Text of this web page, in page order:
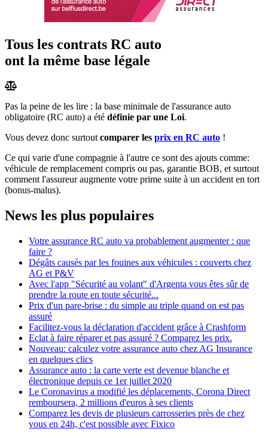
Tous les contrats RC auto
ont la même base légale
Pas la peine de les lire : la base minimale de l'assurance auto
obligatoire (RC auto) a été définie par une Loi.
Vous devez donc surtout comparer les prix en RC auto !
Ce qui varie d'une compagnie à l'autre ce sont des ajouts comme:
véhicule de remplacement compris ou pas, garantie BOB, et surtout
comment l'assureur augmente votre prime suite à un accident en tort
(bonus-malus).
News les plus populaires
Votre assurance RC auto va probablement augmenter : que
faire ?
Dégâts causés par les fouines aux véhicules : couverts chez
AG et P&V
Avec l'app "Sécurité au volant" d'Argenta vous êtes sûr de
prendre la route en toute sécurité...
Prix d'un pare-brise : du simple au triple quand on est pas
assuré
Facilitez-vous la déclaration d'accident grâce à Crashform
Eclat à faire réparer et pas assuré ? Comparez les prix.
Nouveau: calculez votre assurance auto chez AG Insurance
en quelques clics
Assurance auto : la carte verte est devenue blanche et
électronique depuis ce 1er juillet 2020
Le Coronavirus a modifié les déplacements, Corona Direct
remboursera, 2 millions d'euros à ses clients
Comparez les devis de plusieurs carrosseries près de chez
vous en 24h, c'est possible avec Fixico